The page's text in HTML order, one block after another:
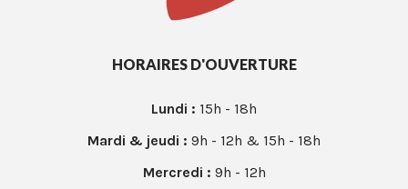
HORAIRES D'OUVERTURE
Lundi : 15h - 18h
Mardi & jeudi : 9h - 12h & 15h - 18h
Mercredi : 9h - 12h